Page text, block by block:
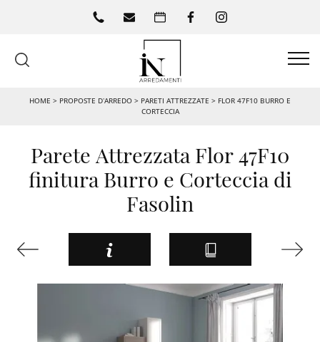
HOME > PROPOSTE D’ARREDO > PARETI ATTREZZATE > FLOR 47F10 BURRO E
CORTECCIA
Parete Attrezzata Flor 47F10
finitura Burro e Corteccia di
Fasolin